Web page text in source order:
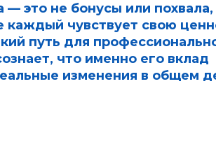
— это не бонусы или похвала,
каждый чувствует свою
путь для
что именно его вклад
изменения в общем